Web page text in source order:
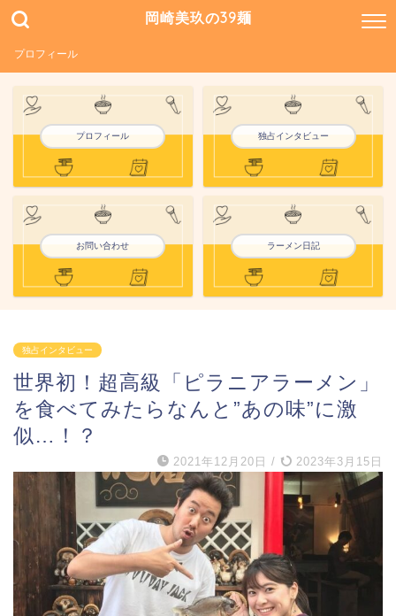
岡崎美玖の39麺
プロフィール
プロフィール 独占インタビュー
お問い合わせ ラーメン日記
独占インタビュー
世界初！超高級「ピラニアラーメン」
を食べてみたらなんと”あの味”に激
似…！？
2021年12月20日 / 2023年3月15日